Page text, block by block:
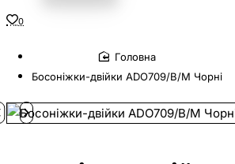
0
home
Босоніжки-двійки ADO709/B/M Чорні